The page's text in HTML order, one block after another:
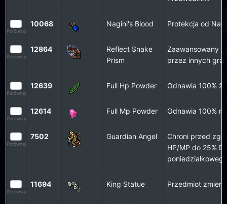
Porównaj
10068 Nagini's Blood Protekcja od
Porównaj
12864
Reflect Snake
Prism
Zaawansowany
przez innych
Porównaj
12639 Full Hp Powder Odnawia 100%
Porównaj
12614 Full Mp Powder Odnawia 100%
Porównaj
7502 Guardian Angel
Chroni przed
HP/MP do 25%
Porównaj
11694 King Statue Przedmiot